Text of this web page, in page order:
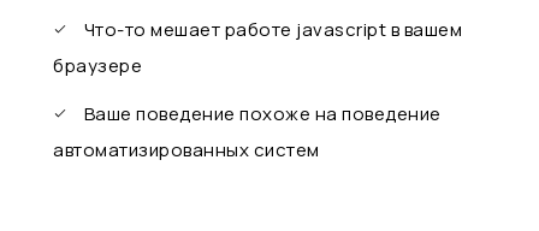
Что-то мешает работе javascript в вашем
браузере
Ваше поведение похоже на поведение
автоматизированных систем